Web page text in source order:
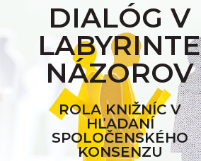
DIALÓG V
LABYRINTE
NÁZOROV
ROLA KNIŽNÍC V
HĽADANÍ
SPOLOČENSKÉHO
KONSENZU